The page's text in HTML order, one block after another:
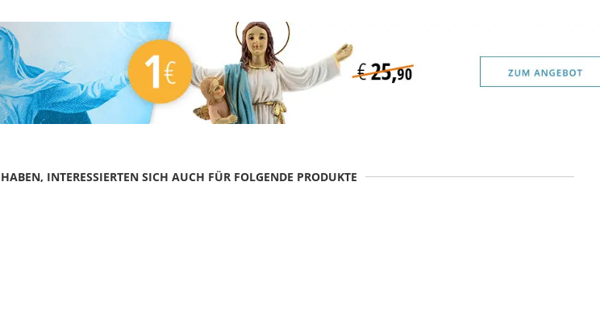
INTERESSIERTEN SICH AUCH FÜR FOLGENDE PRODUKTE